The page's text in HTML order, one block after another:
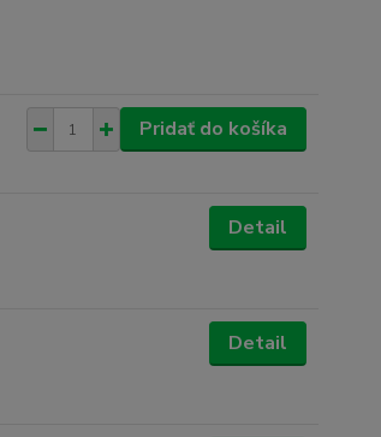
Pridať do košíka
Detail
Detail